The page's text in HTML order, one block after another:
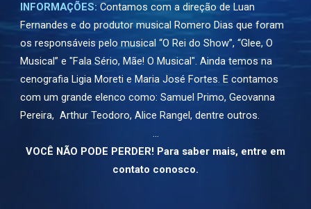
INFORMAÇÕES:Contamos com a direção de Luan
Fernandes e do produtor musical Romero Dias que foram
os responsáveis pelo musical “O Rei do Show”, “Glee, O
Musical” e "Fala Sério, Mãe! O Musical". Ainda temos na
cenografia Ligia Moreti e Maria José Fortes. E contamos
com um grande elenco como: Samuel Primo, Geovanna
Pereira, Arthur Teodoro, Alice Rangel, dentre outros.
…
VOCÊ NÃO PODE PERDER! Para saber mais, entre em
contato conosco.